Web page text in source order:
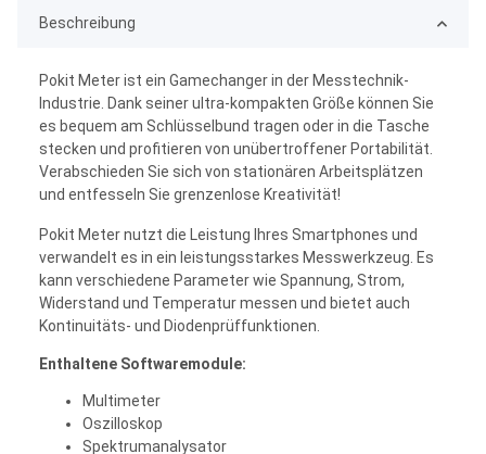
Beschreibung
Pokit Meter ist ein Gamechanger in der Messtechnik-
Industrie. Dank seiner ultra-kompakten Größe können Sie
es bequem am Schlüsselbund tragen oder in die Tasche
stecken und profitieren von unübertroffener Portabilität.
Verabschieden Sie sich von stationären Arbeitsplätzen
und entfesseln Sie grenzenlose Kreativität!
Pokit Meter nutzt die Leistung Ihres Smartphones und
verwandelt es in ein leistungsstarkes Messwerkzeug. Es
kann verschiedene Parameter wie Spannung, Strom,
Widerstand und Temperatur messen und bietet auch
Kontinuitäts- und Diodenprüffunktionen.
Enthaltene Softwaremodule:
Multimeter
Oszilloskop
Spektrumanalysator